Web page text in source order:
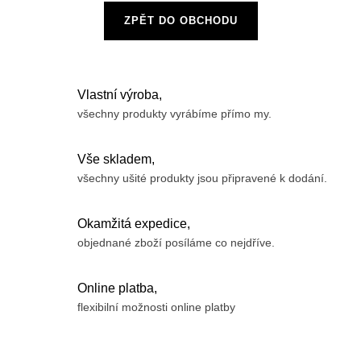
ZPĚT DO OBCHODU
Vlastní výroba,
všechny produkty vyrábíme přímo my.
Vše skladem,
všechny ušité produkty jsou připravené k dodání.
Okamžitá expedice,
objednané zboží posíláme co nejdříve.
Online platba,
flexibilní možnosti online platby